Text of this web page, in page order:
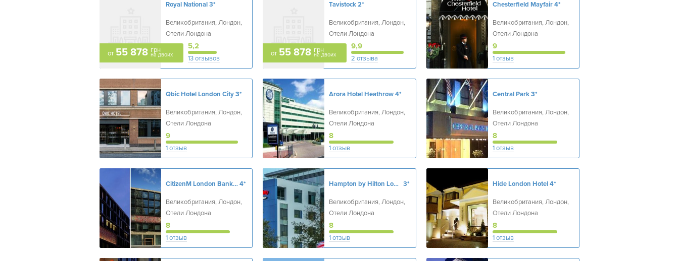
от 55 878 грн
на двоих
Royal National 3*
Великобритания, Лондон,
Отели Лондона
5,2
13 отзывов
от 55 878 грн
на двоих
Tavistock2*
Великобритания, Лондон,
Отели Лондона
9,9
2 отзыва
Chesterfield Mayfair4*
Великобритания, Лондон,
Отели Лондона
9
1 отзыв
Qbic Hotel London City 3*
Великобритания, Лондон,
Отели Лондона
9
1 отзыв
Arora Hotel Heathrow4*
Великобритания, Лондон,
Отели Лондона
8
1 отзыв
Central Park3*
Великобритания, Лондон,
Отели Лондона
8
1 отзыв
CitizenM London Bankside 4*
Великобритания, Лондон,
Отели Лондона
8
1 отзыв
Hampton by Hilton London Luton Airport 3*
Великобритания, Лондон,
Отели Лондона
8
1 отзыв
Hide London Hotel4*
Великобритания, Лондон,
Отели Лондона
8
1 отзыв